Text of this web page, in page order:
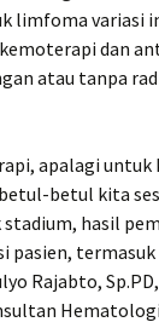
limfoma variasi
dan
atau tanpa
apalagi untuk
betul kita
hasil
pasien,
Rajabto,